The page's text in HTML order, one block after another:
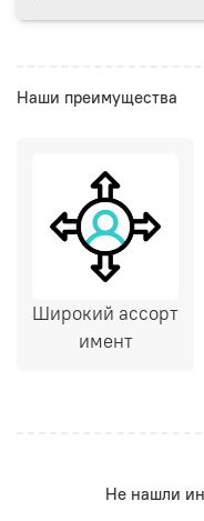
Наши преимущества
Широкий ассорт
имент
Не нашли